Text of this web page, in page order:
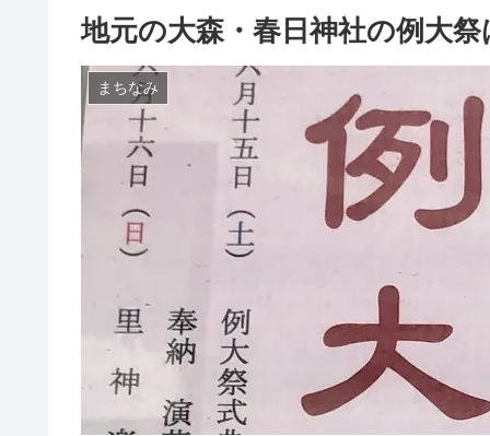
地元の大森・春日神社の例大
まちなみ